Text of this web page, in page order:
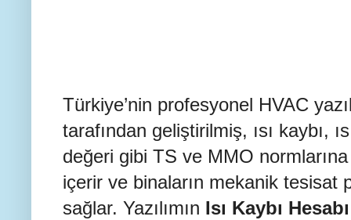
Türkiye’nin profesyonel HVAC
tarafından geliştirilmiş, ısı kaybı,
değeri gibi TS ve MMO
içerir ve binaların mekanik tesisat
sağlar. Yazılımın Isı Kaybı Hesabı